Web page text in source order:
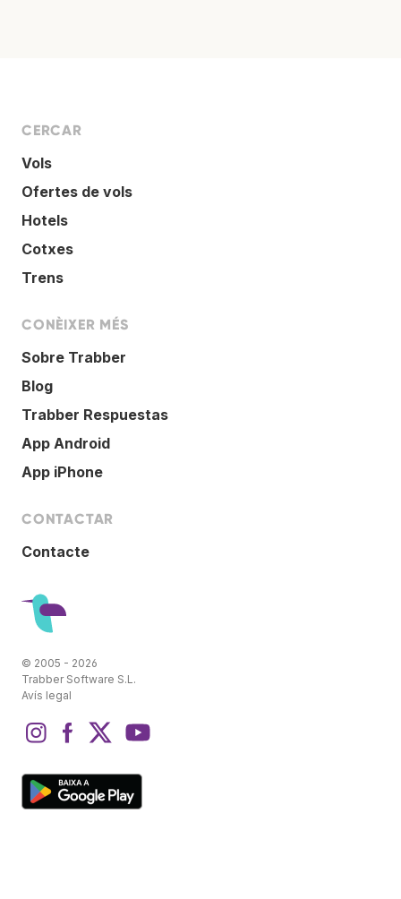
CERCAR
Vols
Ofertes de vols
Hotels
Cotxes
Trens
CONÈIXER MÉS
Sobre Trabber
Blog
Trabber Respuestas
App Android
App iPhone
CONTACTAR
Contacte
© 2005 - 2026
Trabber Software S.L.
Avís legal